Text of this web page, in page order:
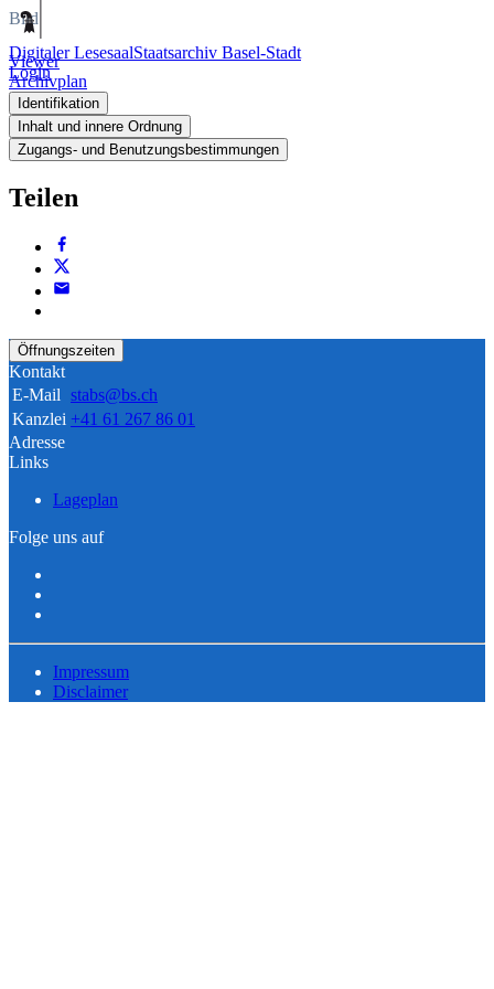
Digitaler LesesaalStaatsarchiv Basel-Stadt
Login
Bild
Viewer
Archivplan
Identifikation
Inhalt und innere Ordnung
Zugangs- und Benutzungsbestimmungen
Teilen
Öffnungszeiten
Kontakt
E-Mail stabs@bs.ch
Kanzlei +41 61 267 86 01
Adresse
Links
Lageplan
Folge uns auf
Impressum
Disclaimer